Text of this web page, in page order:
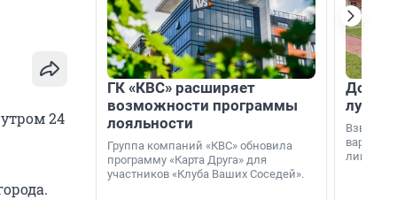
24
ГК «КВС» расширяет
возможности программы
лояльности
Группа компаний «КВС» обновила
программу «Карта Друга» для
участников «Клуба Ваших Соседей».
Дом
лучше
лишнего